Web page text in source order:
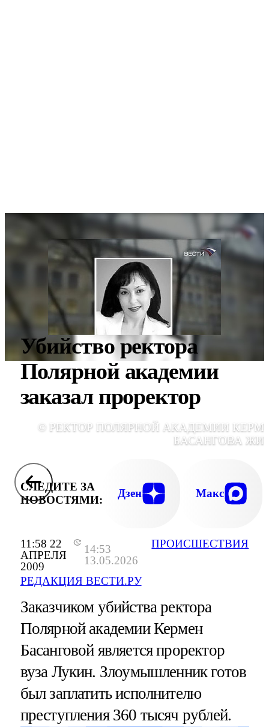
11:58 22
АПРЕЛЯ
2009
14:53
13.05.2026
РЕДАКЦИЯ ВЕСТИ.РУ
ПРОИСШЕСТВИЯ
Убийство ректора
Полярной академии
заказал проректор
© РЕКТОР ПОЛЯРНОЙ АКАДЕМИИ
БАСАНГОВА
СЛЕДИТЕ ЗА
НОВОСТЯМИ:
Дзен Макс
Заказчиком убийства ректора
Полярной академии Кермен
Басанговой является проректор
вуза Лукин. Злоумышленник готов
был заплатить исполнителю
преступления 360 тысяч рублей.